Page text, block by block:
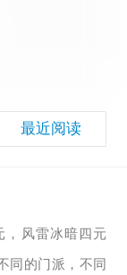
最近阅读
，风雷冰暗四元
同的门派，不同